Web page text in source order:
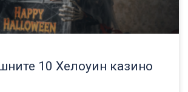
10 Хелоуин казино